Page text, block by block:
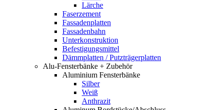
Lärche
Faserzement
Fassadenplatten
Fassadenbahn
Unterkonstruktion
Befestigungsmittel
Dämmplatten / Putzträgerplatten
Alu-Fensterbänke + Zubehör
Aluminium Fensterbänke
Silber
Weiß
Anthrazit